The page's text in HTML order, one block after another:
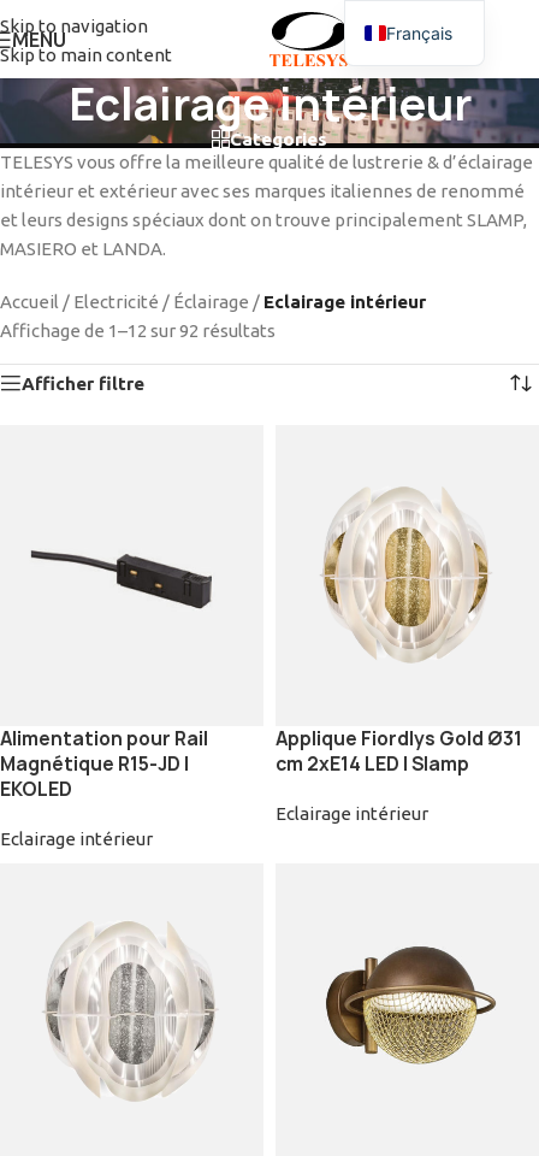
Skip to navigation
Skip to main content
MENU
Eclairage intérieur
Categories
TELESYS vous offre la meilleure qualité de lustrerie & d’éclairage
intérieur et extérieur avec ses marques italiennes de renommé
et leurs designs spéciaux dont on trouve principalement SLAMP,
MASIERO et LANDA.
Accueil / Electricité / Éclairage / Eclairage intérieur
Affichage de 1–12 sur 92 résultats
Afficher filtre
Alimentation pour Rail
Magnétique R15-JD |
EKOLED
Eclairage intérieur
Applique Fiordlys Gold Ø31
cm 2xE14 LED | Slamp
Eclairage intérieur
Français